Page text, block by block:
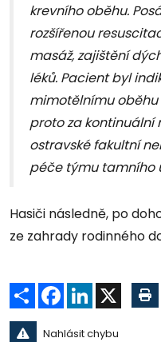
krevního oběhu.
rozšířenou
masáž, zajištění
léků. Pacient byl
mimotělnímu
proto za
ostravské fakultní
péče týmu tamního
Hasiči následně, po
ze zahrady rodinného
Sdílet Facebook
LinkedIn
Nahlásit chybu